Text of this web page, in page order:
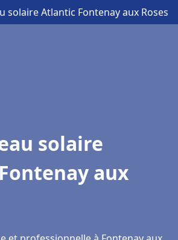
solaire Atlantic Fontenay aux Roses
solaire
aux